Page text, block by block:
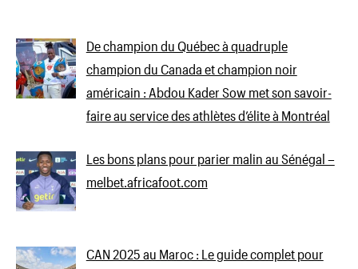
De champion du Québec à quadruple
champion du Canada et champion noir
américain : Abdou Kader Sow met son savoir-
faire au service des athlètes d’élite à Montréal
Les bons plans pour parier malin au Sénégal –
melbet.africafoot.com
CAN 2025 au Maroc : Le guide complet pour